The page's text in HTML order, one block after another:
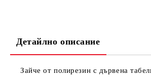
Детайлно описание
Зайче от полирезин с дървена